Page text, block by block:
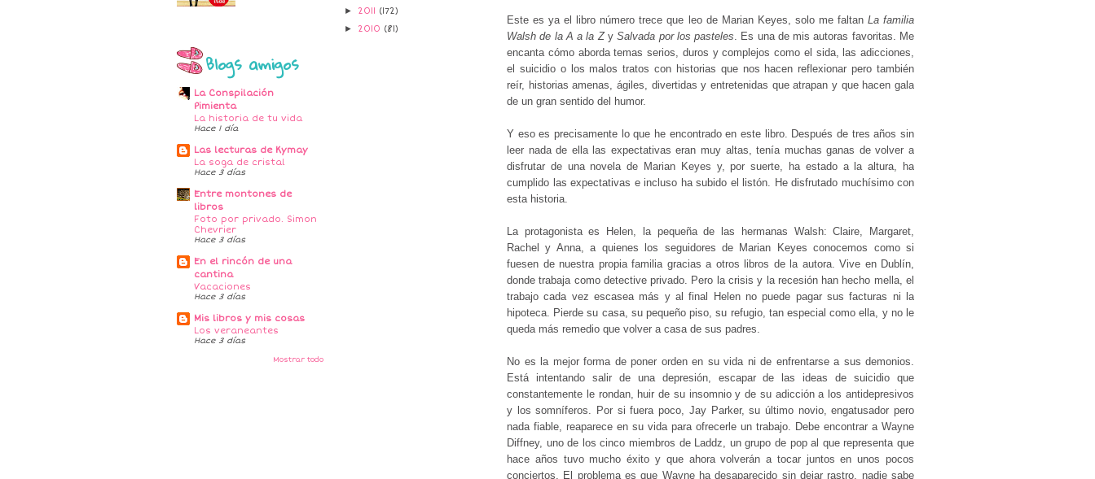
Blogs amigos
La Conspilación
Pimienta
La historia de tu vida
Hace 1 día
Las lecturas de Kymay
La soga de cristal
Hace 3 días
Entre montones de
libros
Foto por privado. Simon
Chevrier
Hace 3 días
En el rincón de una
cantina
Vacaciones
Hace 3 días
Mis libros y mis cosas
Los veraneantes
Hace 3 días
Mostrar todo
► 2011 (172)
► 2010 (81)
Este es ya el libro número trece que leo de Marian Keyes, solo me faltan La familia
Walsh de la A a la ZySalvada por los pasteles. Es una de mis autoras favoritas. Me
encanta cómo aborda temas serios, duros y complejos como el sida, las adicciones,
el suicidio o los malos tratos con historias que nos hacen reflexionar pero también
reír, historias amenas, ágiles, divertidas y entretenidas que atrapan y que hacen gala
de un gran sentido del humor.
Y eso es precisamente lo que he encontrado en este libro. Después de tres años sin
leer nada de ella las expectativas eran muy altas, tenía muchas ganas de volver a
disfrutar de una novela de Marian Keyes y, por suerte, ha estado a la altura, ha
cumplido las expectativas e incluso ha subido el listón. He disfrutado muchísimo con
esta historia.
La protagonista es Helen, la pequeña de las hermanas Walsh: Claire, Margaret,
Rachel y Anna, a quienes los seguidores de Marian Keyes conocemos como si
fuesen de nuestra propia familia gracias a otros libros de la autora. Vive en Dublín,
donde trabaja como detective privado. Pero la crisis y la recesión han hecho mella, el
trabajo cada vez escasea más y al final Helen no puede pagar sus facturas ni la
hipoteca. Pierde su casa, su pequeño piso, su refugio, tan especial como ella, y no le
queda más remedio que volver a casa de sus padres.
No es la mejor forma de poner orden en su vida ni de enfrentarse a sus demonios.
Está intentando salir de una depresión, escapar de las ideas de suicidio que
constantemente le rondan, huir de su insomnio y de su adicción a los antidepresivos
y los somníferos. Por si fuera poco, Jay Parker, su último novio, engatusador pero
nada fiable, reaparece en su vida para ofrecerle un trabajo. Debe encontrar a Wayne
Diffney, uno de los cinco miembros de Laddz, un grupo de pop al que representa que
hace años tuvo mucho éxito y que ahora volverán a tocar juntos en unos pocos
conciertos. El problema es que Wayne ha desaparecido sin dejar rastro, nadie sabe